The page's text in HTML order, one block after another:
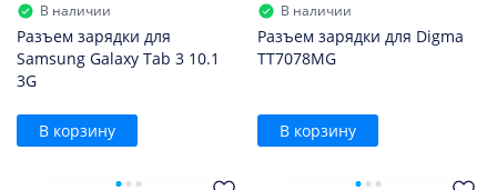
В наличии
Разъем зарядки для
Samsung Galaxy Tab 3 10.1
3G
В корзину
В наличии
Разъем зарядки для Digma
TT7078MG
В корзину